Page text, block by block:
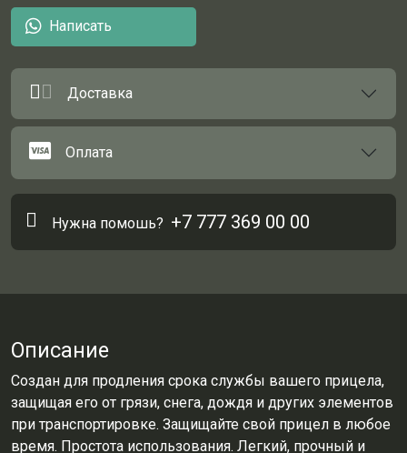
Написать
Доставка
Оплата
Нужна помошь? +7 777 369 00 00
Описание
Создан для продления срока службы вашего прицела,
защищая его от грязи, снега, дождя и других элементов
при транспортировке. Защищайте свой прицел в любое
время. Простота использования. Легкий, прочный и